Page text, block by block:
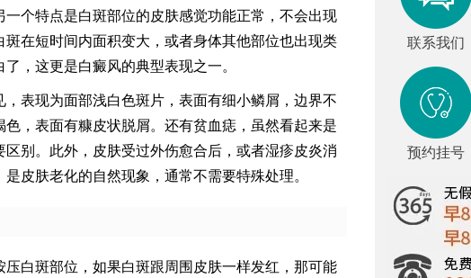
个特点是白斑部位的皮肤感觉功能正常，不会出现
在短时间内面积变大，或者身体其他部位也出现类
，这更是白癜风的典型表现之一。
表现为面部浅白色斑片，表面有细小鳞屑，边界不
，表面有糠皮状脱屑。还有贫血痣，虽然看起来是
别。此外，皮肤受过外伤愈合后，或者湿疹皮炎消
皮肤老化的自然现象，通常不需要特殊处理。
白斑部位，如果白斑跟周围皮肤一样发红，那可能
联系我们
预约挂号